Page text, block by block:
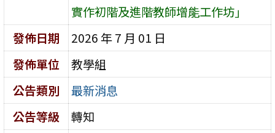
實作初階及進階教師增能工作坊」
發佈日期
2026 年 7 月 01 日
發佈單位
教學組
公告類別
最新消息
公告等級
轉知